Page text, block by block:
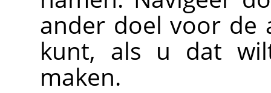
ander doel voor de
kunt, als u dat
maken.